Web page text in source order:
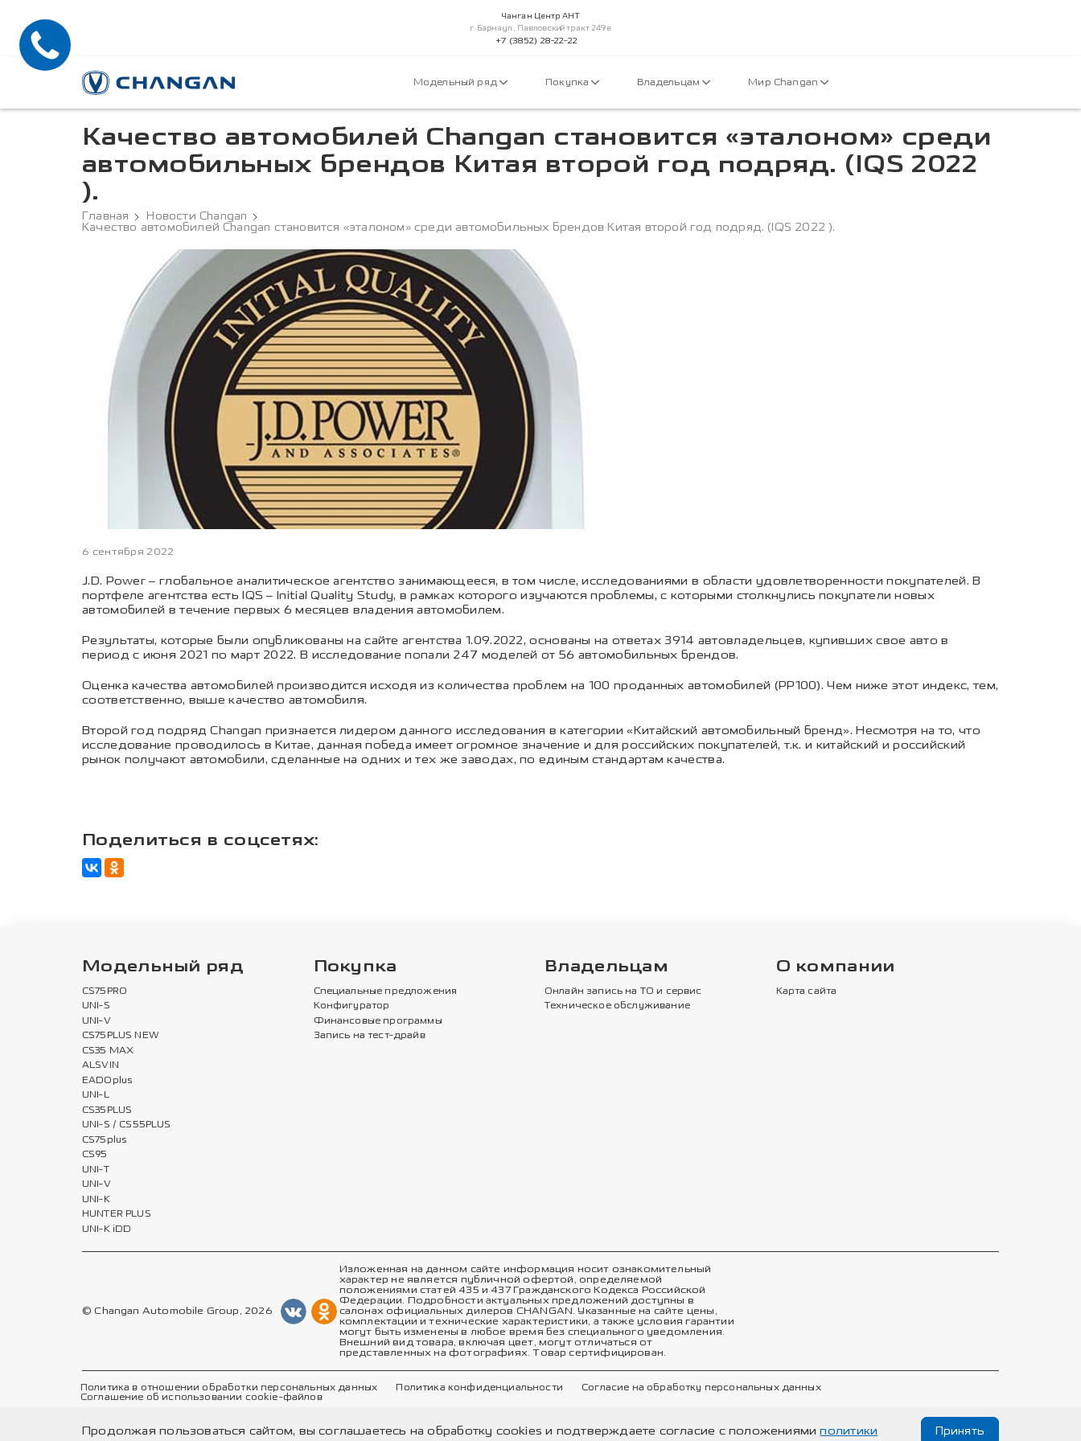
Чанган Центр АНТ
г.Барнаул, Павловский тракт 249е
+7 (3852) 28-22-22
Модельный ряд Покупка Владельцам Мир Changan
Качество автомобилей Changan становится «эталоном» среди
автомобильных брендов Китая второй год подряд. (IQS 2022
).
Главная
Новости Changan
Качество автомобилей Changan становится «эталоном» среди автомобильных брендов Китая второй год подряд. (IQS 2022 ).
6 сентября 2022
J.D. Power – глобальное аналитическое агентство занимающееся, в том числе, исследованиями в области удовлетворенности покупателей. В
портфеле агентства есть IQS – Initial Quality Study, в рамках которого изучаются проблемы, с которыми столкнулись покупатели новых
автомобилей в течение первых 6 месяцев владения автомобилем.
Результаты, которые были опубликованы на сайте агентства 1.09.2022, основаны на ответах 3914 автовладельцев, купивших свое авто в
период с июня 2021 по март 2022. В исследование попали 247 моделей от 56 автомобильных брендов.
Оценка качества автомобилей производится исходя из количества проблем на 100 проданных автомобилей (PP100). Чем ниже этот индекс, тем,
соответственно, выше качество автомобиля.
Второй год подряд Changan признается лидером данного исследования в категории «Китайский автомобильный бренд». Несмотря на то, что
исследование проводилось в Китае, данная победа имеет огромное значение и для российских покупателей, т.к. и китайский и российский
рынок получают автомобили, сделанные на одних и тех же заводах, по единым стандартам качества.
Поделиться в соцсетях:
Модельный ряд
CS75PRO
UNI-S
UNI-V
CS75PLUS NEW
CS35 MAX
ALSVIN
EADOplus
UNI-L
CS35PLUS
UNI-S / CS55PLUS
CS75plus
CS95
UNI-T
UNI-V
UNI-K
HUNTER PLUS
UNI-K iDD
Покупка
Специальные предложения
Конфигуратор
Финансовые программы
Запись на тест-драйв
Владельцам
Онлайн запись на ТО и сервис
Техническое обслуживание
О компании
Карта сайта
© Changan Automobile Group, 2026
Изложенная на данном сайте информация носит ознакомительный
характер не является публичной офертой, определяемой
положениями статей 435 и 437 Гражданского Кодекса Российской
Федерации. Подробности актуальных предложений доступны в
салонах официальных дилеров CHANGAN. Указанные на сайте цены,
комплектации и технические характеристики, а также условия гарантии
могут быть изменены в любое время без специального уведомления.
Внешний вид товара, включая цвет, могут отличаться от
представленных на фотографиях. Товар сертифицирован.
Политика в отношении обработки персональных данных Политика конфиденциальности
Согласие на обработку персональных данных
Соглашение об использовании cookie-файлов
Продолжая пользоваться сайтом, вы соглашаетесь на обработку cookies и подтверждаете согласие с положениямиполитики Принять